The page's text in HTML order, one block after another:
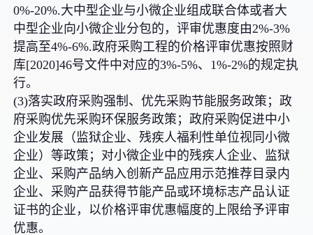
0%-20%.大中型企业与小微企业组成联合体或者大
中型企业向小微企业分包的，评审优惠度由2%-3%
提高至4%-6%.政府采购工程的价格评审优惠按照财
库[2020]46号文件中对应的3%-5%、1%-2%的规定执
行。
(3)落实政府采购强制、优先采购节能服务政策；政
府采购优先采购环保服务政策；政府采购促进中小
企业发展（监狱企业、残疾人福利性单位视同小微
企业）等政策；对小微企业中的残疾人企业、监狱
企业、采购产品纳入创新产品应用示范推荐目录内
企业、采购产品获得节能产品或环境标志产品认证
证书的企业，以价格评审优惠幅度的上限给予评审
优惠。